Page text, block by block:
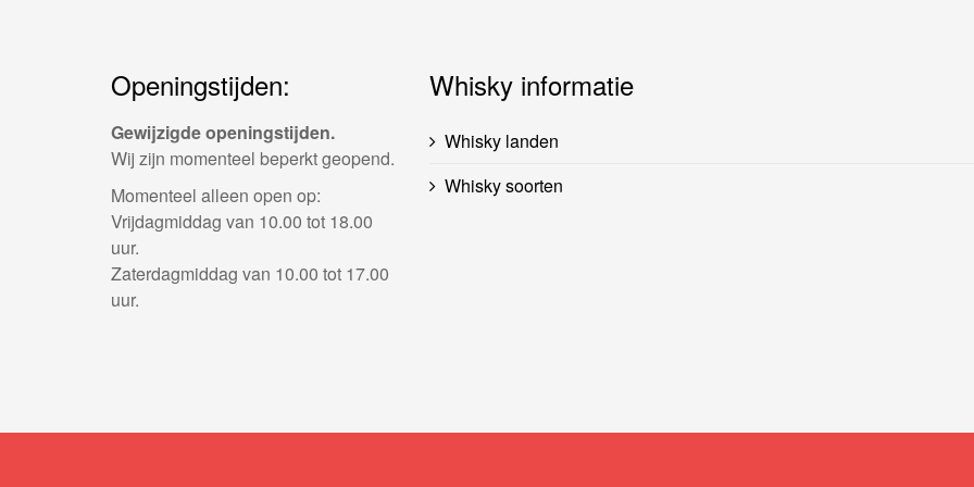
Openingstijden:
Gewijzigde openingstijden.
Wij zijn momenteel beperkt geopend.
Momenteel alleen open op:
Vrijdagmiddag van 10.00 tot 18.00
uur.
Zaterdagmiddag van 10.00 tot 17.00
uur.
Whisky informatie
Whisky landen
Whisky soorten